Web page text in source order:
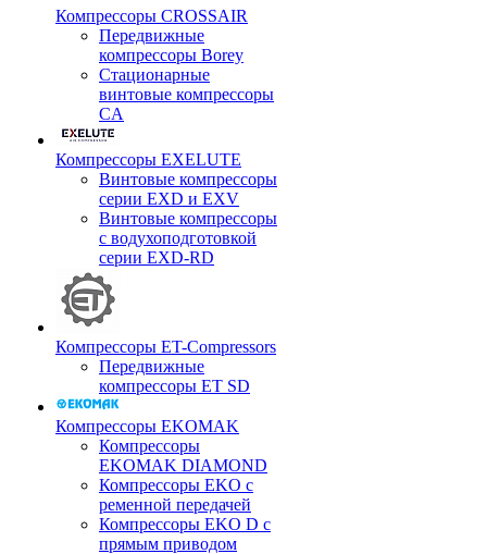
Компрессоры CROSSAIR
Передвижные
компрессоры Borey
Стационарные
винтовые компрессоры
CA
Компрессоры EXELUTE
Винтовые компрессоры
серии EXD и EXV
Винтовые компрессоры
с водухоподготовкой
серии EXD-RD
Компрессоры ET-Compressors
Передвижные
компрессоры ET SD
Компрессоры EKOMAK
Компрессоры
EKOMAK DIAMOND
Компрессоры EKO c
ременной передачей
Компрессоры EKO D с
прямым приводом